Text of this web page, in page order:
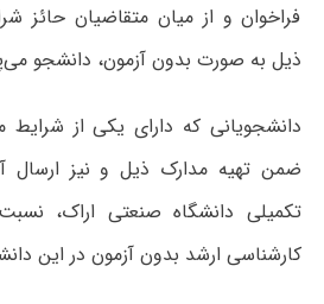
فراخوان و از میان متقاضیان حائز
ذیل به صورت بدون آزمون، دانشجو
دانشجویانی که دارای یکی از شرایط
ضمن تهیه مدارک ذیل و نیز ارسال
تکمیلی دانشگاه صنعتی اراک،
کارشناسی ارشد بدون آزمون در این